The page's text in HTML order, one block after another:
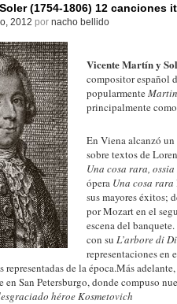
(1754-1806) 12 canciones
2012 por nacho bellido
Vicente Martín y
compositor español
popularmente
principalmente
En Viena alcanzó
sobre textos de
Una cosa rara,
ópera Una cosa rara
sus mayores éxitos;
por Mozart en el
escena del
con su L’arbore di
representaciones en
representadas de la época.Más
San Petersburgo, donde compuso
héroe Kosmetovich